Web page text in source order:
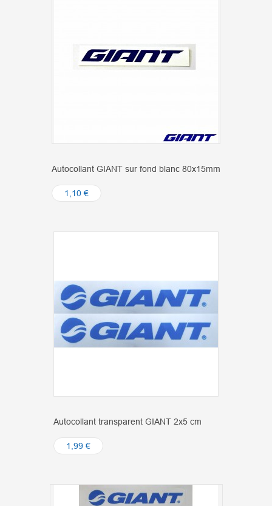
Autocollant GIANT sur fond blanc 80x15mm
1,10 €
Autocollant transparent GIANT 2x5 cm
1,99 €